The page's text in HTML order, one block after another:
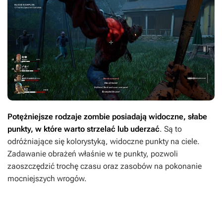
Potężniejsze rodzaje zombie posiadają widoczne, słabe
punkty, w które warto strzelać lub uderzać. Są to
odróżniające się kolorystyką, widoczne punkty na ciele.
Zadawanie obrażeń właśnie w te punkty, pozwoli
zaoszczędzić trochę czasu oraz zasobów na pokonanie
mocniejszych wrogów.